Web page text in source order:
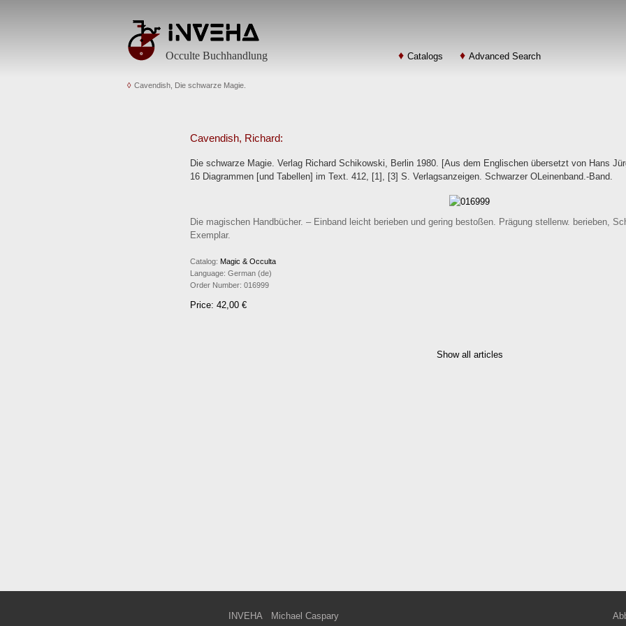
Occulte Buchhandlung Catalogs Advanced Search
Cavendish, Die schwarze Magie.
Cavendish, Richard:
Die schwarze Magie. Verlag Richard Schikowski, Berlin 1980. [Aus dem Englischen übersetzt von Hans
16 Diagrammen [und Tabellen] im Text. 412, [1], [3] S. Verlagsanzeigen. Schwarzer OLeinenband.-Band.
Die magischen Handbücher. – Einband leicht berieben und gering bestoßen. Prägung stellenw. berieben,
Exemplar.
Catalog: Magic & Occulta
Language: German (de)
Order Number: 016999
Price: 42,00 €
Show all articles
INVEHA
Michael Caspary